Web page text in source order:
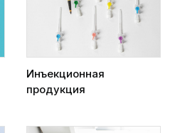
Инъекционная
продукция